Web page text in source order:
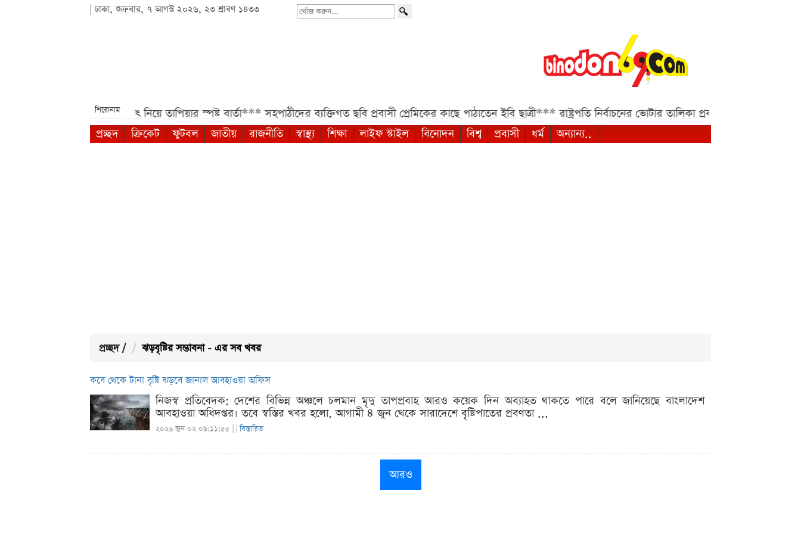
| ঢাকা, শুক্রবার, ৭ আগস্ট ২০২৬, ২৩ শ্রাবণ ১৪৩৩
খোঁজ
শিরোনাম
মেসির ভবিষ্যৎ নিয়ে তাপিয়ার স্পষ্ট বার্তা*** সহপাঠীদের ব্যক্তিগত ছবি প্রবাসী প্রেমিকের কাছে পাঠাতেন ইবি ছাত্রী*** রাষ্ট্রপতি নির্বাচনের ভোটার তালিকা প্রকাশ, ভোট দেবেন
প্রচ্ছদ
ক্রিকেট ফুটবল জাতীয় রাজনীতি স্বাস্থ্য শিক্ষা লাইফ স্টাইল বিনোদন বিশ্ব প্রবাসী ধর্ম অন্যান্য..
প্রচ্ছদ / ঝড়বৃষ্টির সম্ভাবনা - এর সব খবর
কবে থেকে টানা বৃষ্টি ঝড়বে জানাল আবহাওয়া অফিস
নিজস্ব প্রতিবেদক: দেশের বিভিন্ন অঞ্চলে চলমান মৃদু তাপপ্রবাহ আরও কয়েক দিন অব্যাহত থাকতে পারে বলে জানিয়েছে বাংলাদেশ
আবহাওয়া অধিদপ্তর। তবে স্বস্তির খবর হলো, আগামী ৪ জুন থেকে সারাদেশে বৃষ্টিপাতের প্রবণতা ...
২০২৬ জুন ০২ ০৯:১১:৫৫ | |বিস্তারিত
আরও